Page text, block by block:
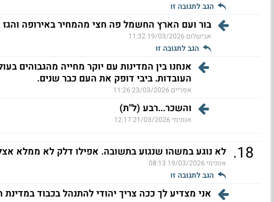
הגב לתגובה זו
בור ועם הארץ החשמל פה חצי מהמחיר באירופה
אבישלום 19/03/2026 11:32
הגב לתגובה זו
אנחנו בין המדינות עם יוקר מחייה מהגבוהים
העובדות. ביבי דופק את העם כבר שנים.
אפריים 23/03/2026 11:26
והשכר...רבע (ל"ת)
אנונימי21/03/2026 12:17
18
. לא נוגע במשהו שנגוע בתשובה. אפילו דלק לא ממלא
אנונימי19/03/2026 08:13
הגב לתגובה זו
אני מצדיע לך ככה צריך יהודי להתנהל בכבוד במדינת